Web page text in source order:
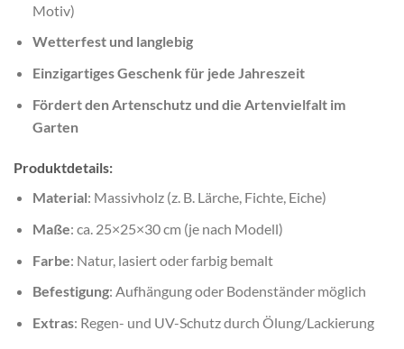
Motiv)
Wetterfest und langlebig
Einzigartiges Geschenk für jede Jahreszeit
Fördert den Artenschutz und die Artenvielfalt im
Garten
Produktdetails:
Material: Massivholz (z. B. Lärche, Fichte, Eiche)
Maße: ca. 25×25×30 cm (je nach Modell)
Farbe: Natur, lasiert oder farbig bemalt
Befestigung: Aufhängung oder Bodenständer möglich
Extras: Regen- und UV-Schutz durch Ölung/Lackierung